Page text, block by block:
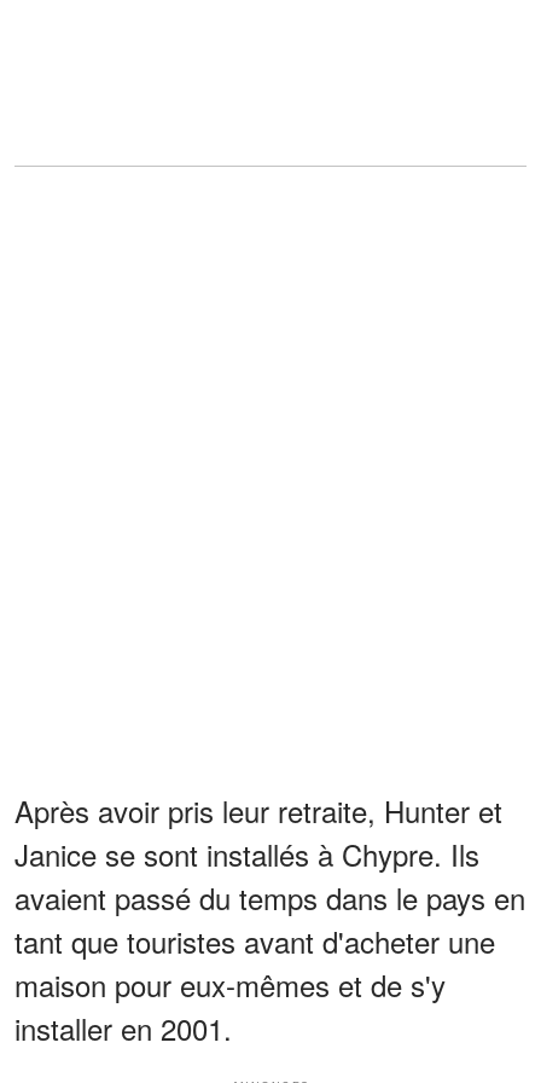
Après avoir pris leur retraite, Hunter et
Janice se sont installés à Chypre. Ils
avaient passé du temps dans le pays en
tant que touristes avant d'acheter une
maison pour eux-mêmes et de s'y
installer en 2001.